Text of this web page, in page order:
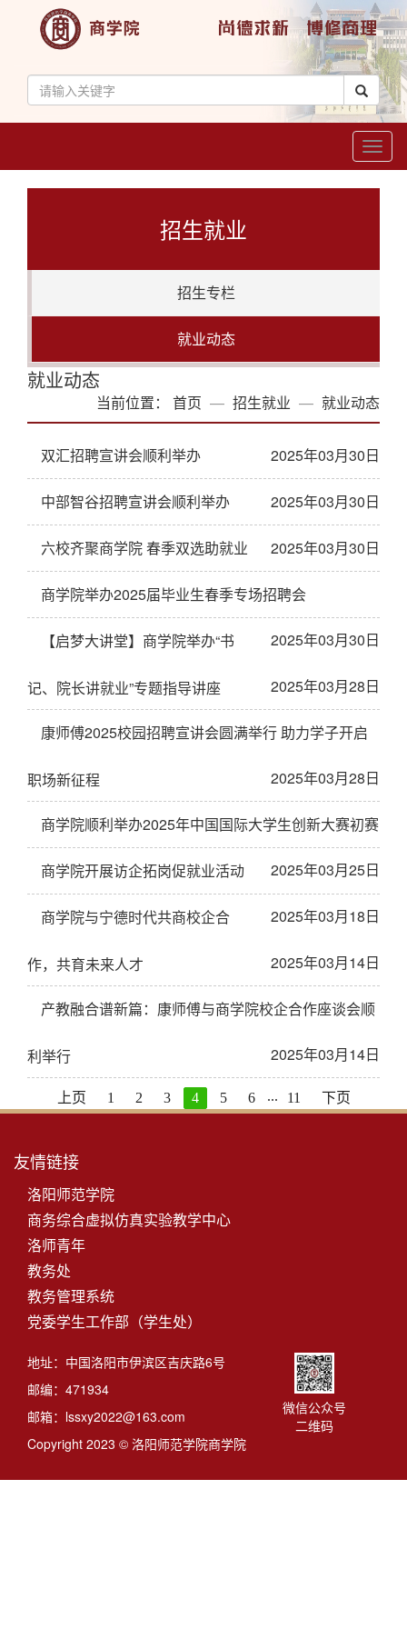
招生就业
招生专栏
就业动态
就业动态
当前位置： 首页 招生就业 就业动态
双汇招聘宣讲会顺利举办 2025年03月30日
中部智谷招聘宣讲会顺利举办 2025年03月30日
六校齐聚商学院 春季双选助就业 2025年03月30日
商学院举办2025届毕业生春季专场招聘会
2025年03月30日
【启梦大讲堂】商学院举办“书
记、院长讲就业”专题指导讲座 2025年03月28日
康师傅2025校园招聘宣讲会圆满举行 助力学子开启
职场新征程 2025年03月28日
商学院顺利举办2025年中国国际大学生创新大赛初赛
2025年03月25日
商学院开展访企拓岗促就业活动
2025年03月18日
商学院与宁德时代共商校企合
作，共育未来人才 2025年03月14日
产教融合谱新篇：康师傅与商学院校企合作座谈会顺
利举行 2025年03月14日
上页 1 2 3 4 5 6 ... 11 下页
友情链接
洛阳师范学院
商务综合虚拟仿真实验教学中心
洛师青年
教务处
教务管理系统
党委学生工作部（学生处）
地址：中国洛阳市伊滨区吉庆路6号
邮编：471934
邮箱：lssxy2022@163.com
Copyright 2023 © 洛阳师范学院商学院
微信公众号
二维码